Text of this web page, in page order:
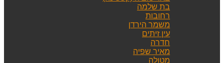
בת שלמה
רחובות
משמר הירדן
עין זיתים
חדרה
מאיר שפיה
מטולה